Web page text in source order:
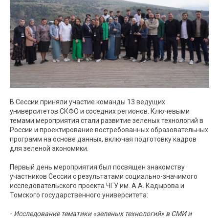
В Сессии приняли участие команды 13 ведущих
университетов СКФО и соседних регионов. Ключевыми
темами мероприятия стали развитие зеленых технологий в
России и проектирование востребованных образовательных
программ на основе данных, включая подготовку кадров
для зеленой экономики.
Первый день мероприятия был посвящен знакомству
участников Сессии с результатами социально-значимого
исследовательского проекта ЧГУ им. А.А. Кадырова и
Томского государственного университета:
- Исследование тематики «зеленых технологий» в СМИ и